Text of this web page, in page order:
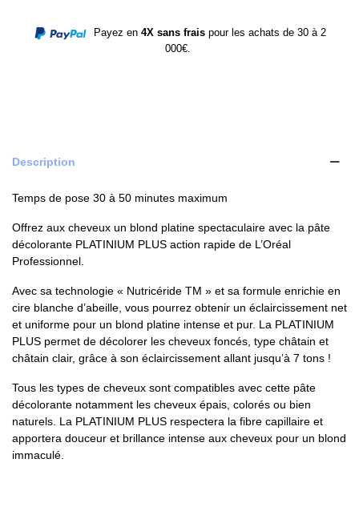
Payez en 4X sans fraispour les achats de 30 à 2
000€.
Description
Temps de pose 30 à 50 minutes maximum
Offrez aux cheveux un blond platine spectaculaire avec la pâte
décolorante PLATINIUM PLUS action rapide de L’Oréal
Professionnel.
Avec sa technologie « Nutricéride TM » et sa formule enrichie en
cire blanche d’abeille, vous pourrez obtenir un éclaircissement net
et uniforme pour un blond platine intense et pur. La PLATINIUM
PLUS permet de décolorer les cheveux foncés, type châtain et
châtain clair, grâce à son éclaircissement allant jusqu’à 7 tons !
Tous les types de cheveux sont compatibles avec cette pâte
décolorante notamment les cheveux épais, colorés ou bien
naturels. La PLATINIUM PLUS respectera la fibre capillaire et
apportera douceur et brillance intense aux cheveux pour un blond
immaculé.